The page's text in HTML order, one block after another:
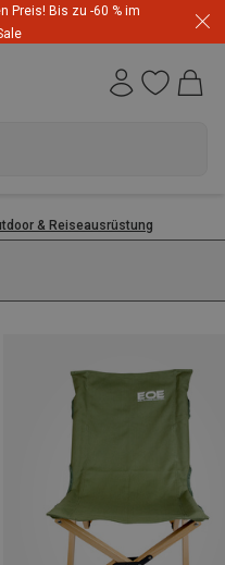
Preis! Bis zu -60 % im
& Reiseausrüstung